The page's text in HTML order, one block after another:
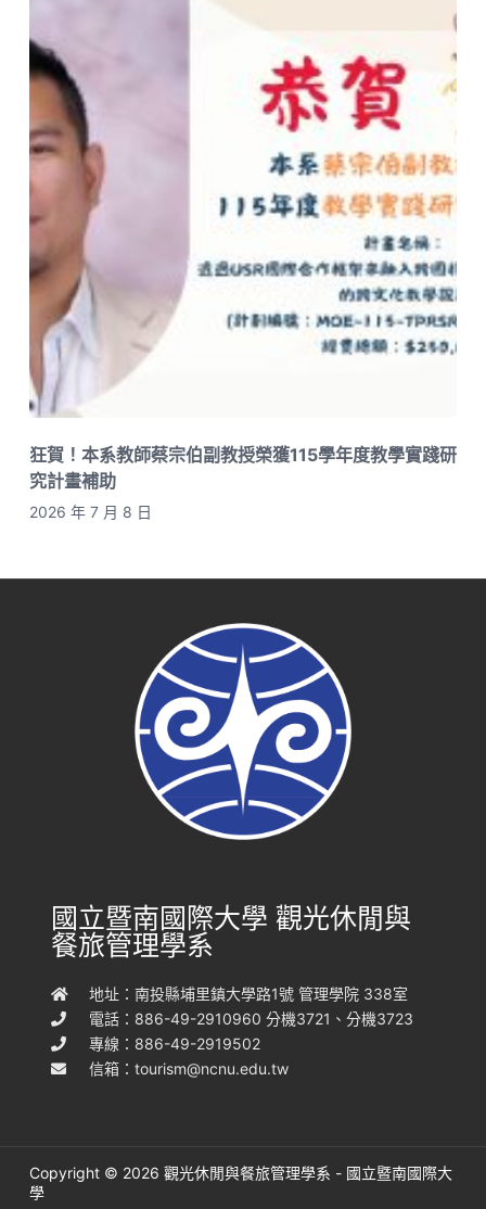
狂賀！本系教師蔡宗伯副教授榮獲115學年度教學實踐研
究計畫補助
2026 年 7 月 8 日
國立暨南國際大學 觀光休閒與
餐旅管理學系
地址：南投縣埔里鎮大學路1號 管理學院 338室
電話：886-49-2910960 分機3721、分機3723
專線：886-49-2919502
信箱：tourism@ncnu.edu.tw
Copyright © 2026 觀光休閒與餐旅管理學系 - 國立暨南國際大
學